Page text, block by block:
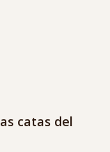
catas del